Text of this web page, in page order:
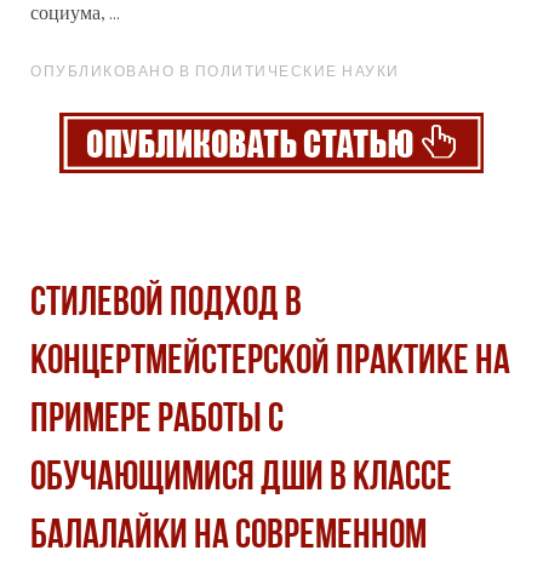
социума, ...
ОПУБЛИКОВАНО В ПОЛИТИЧЕСКИЕ НАУКИ
СТИЛЕВОЙ ПОДХОД В
КОНЦЕРТМЕЙСТЕРСКОЙ ПРАКТИКЕ НА
ПРИМЕРЕ РАБОТЫ С
ОБУЧАЮЩИМИСЯ ДШИ В КЛАССЕ
БАЛАЛАЙКИ НА СОВРЕМЕННОМ